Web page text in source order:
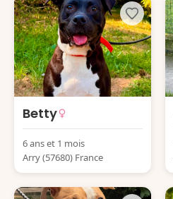
Betty
6 ans et 1 mois
Arry (57680) France